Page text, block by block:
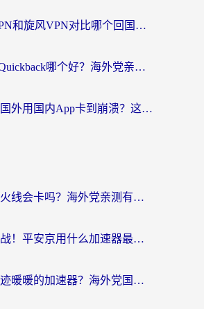
ChickCN VPN和旋风VPN对比哪个回国效果更好？海外党亲测实用指南
ChickCN和Quickback哪个好？海外党亲测回国加速器，轻松解锁国内资源（附避坑指南）
华为手机在国外用国内App卡到崩溃？这篇加速器指南帮你无缝刷剧打游戏
国外玩穿越火线会卡吗？海外党亲测有效的国服游戏加速指南
在欧洲玩决战！平安京用什么加速器最好用？2026实测有效的国服游戏加速指南
有没有打奇迹暖暖的加速器？海外党国服游戏畅玩不卡顿的秘密